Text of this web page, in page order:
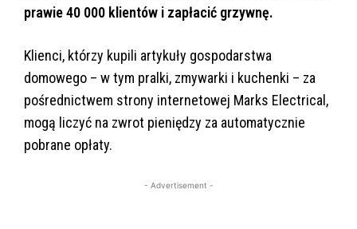
prawie 40 000 klientów i zapłacić grzywnę.
Klienci, którzy kupili artykuły gospodarstwa
domowego – w tym pralki, zmywarki i kuchenki – za
pośrednictwem strony internetowej Marks Electrical,
mogą liczyć na zwrot pieniędzy za automatycznie
pobrane opłaty.
- Advertisement -